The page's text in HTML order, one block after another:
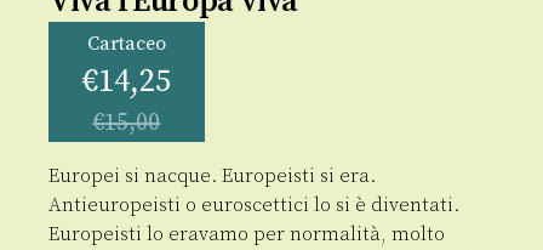
Cartaceo
€14,25
€15,00
Europei si nacque. Europeisti si era.
Antieuropeisti o euroscettici lo si è diventati.
Europeisti lo eravamo per normalità, molto